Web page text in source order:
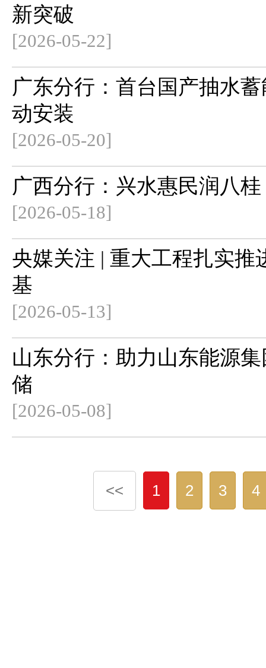
新突破
[2026-05-22]
广东分行：首台国产抽水
动安装
[2026-05-20]
广西分行：兴水惠民润八
[2026-05-18]
央媒关注 | 重大工程扎实推
基
[2026-05-13]
山东分行：助力山东能源
储
[2026-05-08]
<< 1 2 3 4